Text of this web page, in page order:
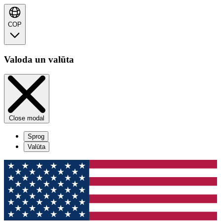
COP
Valoda un valūta
Close modal
Sprog
Valūta